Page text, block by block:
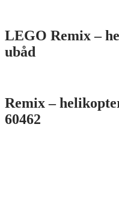
LEGO Remix –
ubåd
Remix –
60462